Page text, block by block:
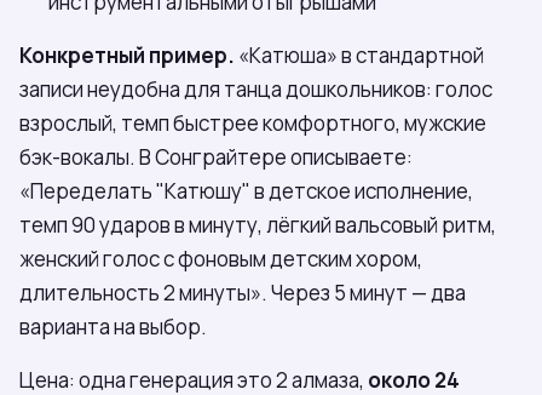
Конкретный пример. «Катюша» в стандартной
записи неудобна для танца дошкольников: голос
взрослый, темп быстрее комфортного, мужские
бэк-вокалы. В Сонграйтере описываете:
«Переделать "Катюшу" в детское исполнение,
темп 90 ударов в минуту, лёгкий вальсовый ритм,
женский голос с фоновым детским хором,
длительность 2 минуты». Через 5 минут — два
варианта на выбор.
Цена: одна генерация это 2 алмаза, около 24